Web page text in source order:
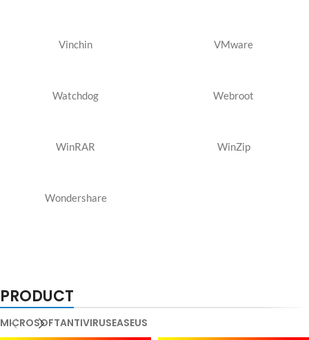
Vinchin VMware
Watchdog Webroot
WinRAR WinZip
Wondershare
PRODUCT
MICROSOFTANTIVIRUSEASEUS